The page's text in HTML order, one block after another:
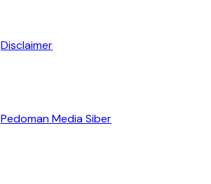
Disclaimer
Pedoman Media Siber